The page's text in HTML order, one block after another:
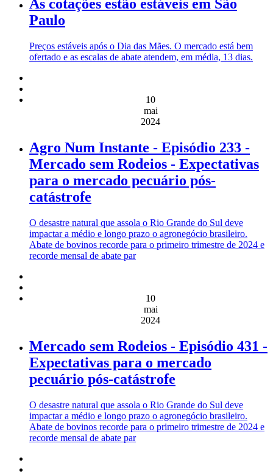
As cotações estão estáveis em São
Paulo
Preços estáveis após o Dia das Mães. O mercado está bem
ofertado e as escalas de abate atendem, em média, 13 dias.
10
mai
2024
Agro Num Instante - Episódio 233 -
Mercado sem Rodeios - Expectativas
para o mercado pecuário pós-
catástrofe
O desastre natural que assola o Rio Grande do Sul deve
impactar a médio e longo prazo o agronegócio brasileiro.
Abate de bovinos recorde para o primeiro trimestre de 2024 e
recorde mensal de abate par
10
mai
2024
Mercado sem Rodeios - Episódio 431 -
Expectativas para o mercado
pecuário pós-catástrofe
O desastre natural que assola o Rio Grande do Sul deve
impactar a médio e longo prazo o agronegócio brasileiro.
Abate de bovinos recorde para o primeiro trimestre de 2024 e
recorde mensal de abate par